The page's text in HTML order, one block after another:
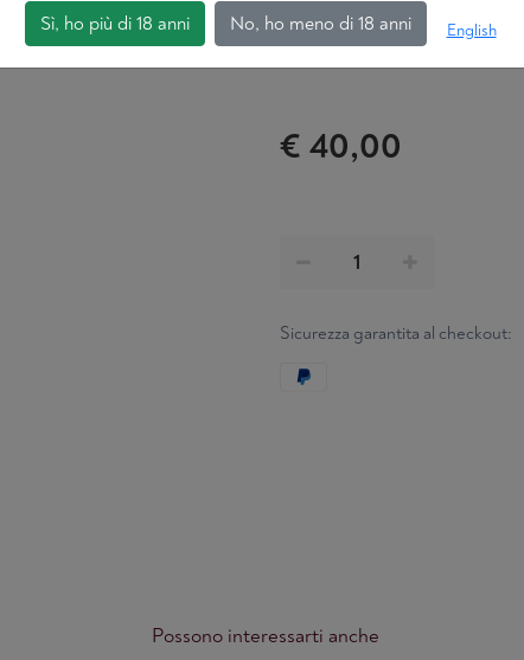
BIOLOGICO
€ 40,00
Sicurezza garantita al checkout:
Possono interessarti anche
Sì, ho più di 18 anni No, ho meno di 18 anni English